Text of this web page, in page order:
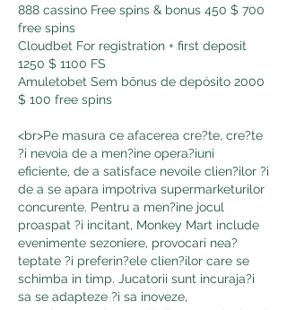
888 cassino Free spins & bonus 450 $ 700
free spins
Cloudbet For registration + first deposit
1250 $ 1100 FS
Amuletobet Sem bônus de depósito 2000
$ 100 free spins
<br>Pe masura ce afacerea cre?te, cre?te
?i nevoia de a men?ine opera?iuni
eficiente, de a satisface nevoile clien?ilor ?i
de a se apara impotriva supermarketurilor
concurente. Pentru a men?ine jocul
proaspat ?i incitant, Monkey Mart include
evenimente sezoniere, provocari nea?
teptate ?i preferin?ele clien?ilor care se
schimba in timp. Jucatorii sunt incuraja?i
sa se adapteze ?i sa inoveze,